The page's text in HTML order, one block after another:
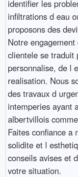
identifier les
infiltrations d eau
proposons des
Notre
clientele se traduit
personnalise, de l
realisation. Nous
des travaux d
intemperies ayant
albertvillois
Faites confiance a
solidite et l
conseils avises et
votre situation.